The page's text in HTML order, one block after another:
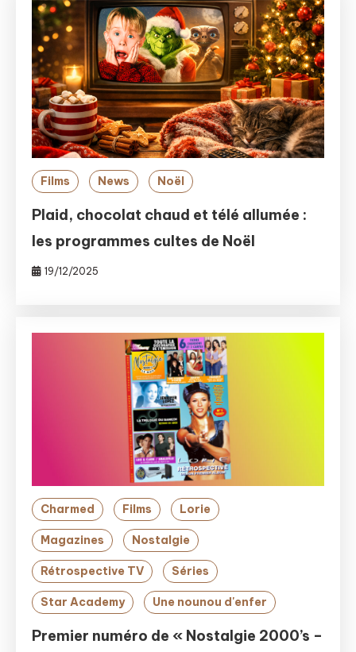
Films News Noël
Plaid, chocolat chaud et télé allumée :
les programmes cultes de Noël
19/12/2025
Charmed Films Lorie
Magazines Nostalgie
Rétrospective TV Séries
Star Academy Une nounou d'enfer
Premier numéro de « Nostalgie 2000’s –